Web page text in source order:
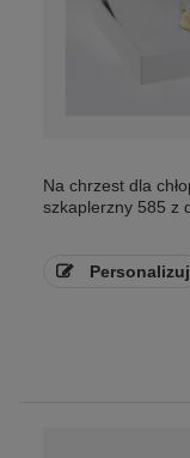
Na chrzest dla
szkaplerzny 585 z
Personalizuj